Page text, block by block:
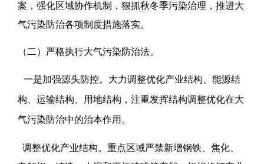
案，强化区域协作机制，狠抓秋冬季污染治理，推进大
气污染防治各项制度措施落实。
（二）严格执行大气污染防治法。
一是加强源头防控。大力调整优化产业结构、能源结
构、运输结构、用地结构，注重发挥结构调整优化在大
气污染防治中的治本作用。
调整优化产业结构。重点区域严禁新增钢铁、焦化、